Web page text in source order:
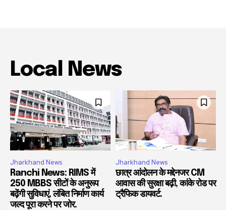
Local News
Jharkhand News
Ranchi News: RIMS में
250 MBBS सीटों के अनुरूप
बढ़ेंगी सुविधाएं, लंबित निर्माण कार्य
जल्द पूरा करने पर जोर.
Jharkhand News
छात्र आंदोलन के मद्देनजर CM
आवास की सुरक्षा बढ़ी, कांके रोड पर
ट्रैफिक डायवर्ट.